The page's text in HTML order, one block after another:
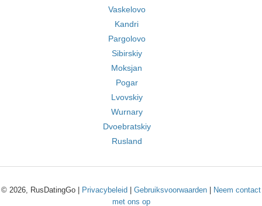
Vaskelovo
Kandri
Pargolovo
Sibirskiy
Moksjan
Pogar
Lvovskiy
Wurnary
Dvoebratskiy
Rusland
© 2026, RusDatingGo | Privacybeleid Gebruiksvoorwaarden
Neem contact
met ons op